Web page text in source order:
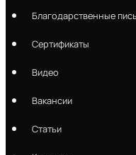
Благодарственные
Сертификаты
Видео
Вакансии
Статьи